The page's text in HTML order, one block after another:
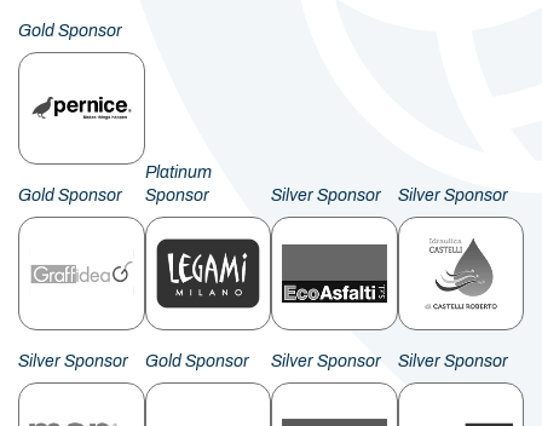
Gold Sponsor
Gold Sponsor
Platinum
Sponsor
Silver Sponsor Silver Sponsor
Silver Sponsor Gold Sponsor Silver Sponsor Silver Sponsor